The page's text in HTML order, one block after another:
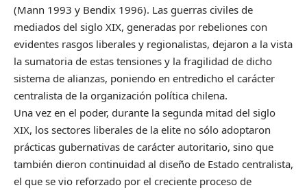
(Mann 1993 y Bendix 1996). Las guerras civiles de
mediados del siglo XIX, generadas por rebeliones con
evidentes rasgos liberales y regionalistas, dejaron a la vista
la sumatoria de estas tensiones y la fragilidad de dicho
sistema de alianzas, poniendo en entredicho el carácter
centralista de la organización política chilena.
Una vez en el poder, durante la segunda mitad del siglo
XIX, los sectores liberales de la elite no sólo adoptaron
prácticas gubernativas de carácter autoritario, sino que
también dieron continuidad al diseño de Estado centralista,
el que se vio reforzado por el creciente proceso de